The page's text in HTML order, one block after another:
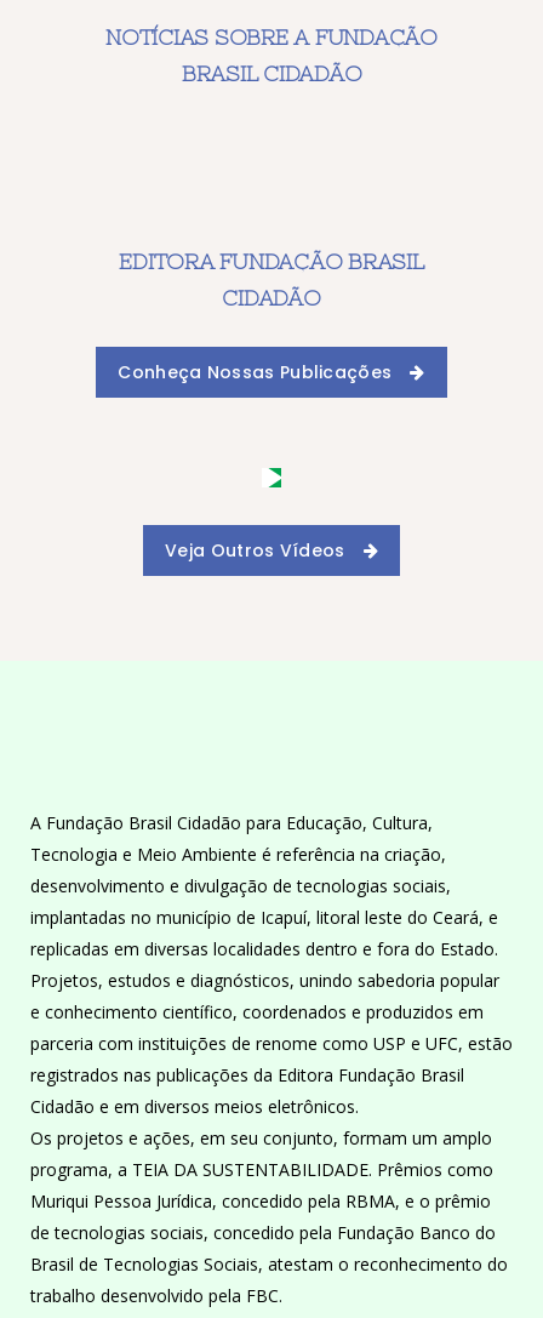
NOTÍCIAS SOBRE A FUNDAÇÃO
BRASIL CIDADÃO
EDITORA FUNDAÇÃO BRASIL
CIDADÃO
Conheça Nossas Publicações
Veja Outros Vídeos
A Fundação Brasil Cidadão para Educação, Cultura,
Tecnologia e Meio Ambiente é referência na criação,
desenvolvimento e divulgação de tecnologias sociais,
implantadas no município de Icapuí, litoral leste do Ceará, e
replicadas em diversas localidades dentro e fora do Estado.
Projetos, estudos e diagnósticos, unindo sabedoria popular
e conhecimento científico, coordenados e produzidos em
parceria com instituições de renome como USP e UFC, estão
registrados nas publicações da Editora Fundação Brasil
Cidadão e em diversos meios eletrônicos.
Os projetos e ações, em seu conjunto, formam um amplo
programa, a TEIA DA SUSTENTABILIDADE. Prêmios como
Muriqui Pessoa Jurídica, concedido pela RBMA, e o prêmio
de tecnologias sociais, concedido pela Fundação Banco do
Brasil de Tecnologias Sociais, atestam o reconhecimento do
trabalho desenvolvido pela FBC.